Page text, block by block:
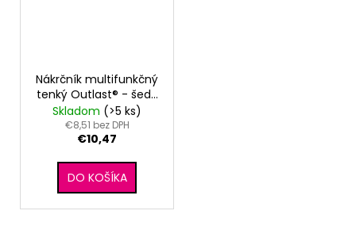
Nákrčník multifunkčný
tenký Outlast® - šedý
melír
Skladom (>5 ks)
€8,51 bez DPH
€10,47
DO KOŠÍKA